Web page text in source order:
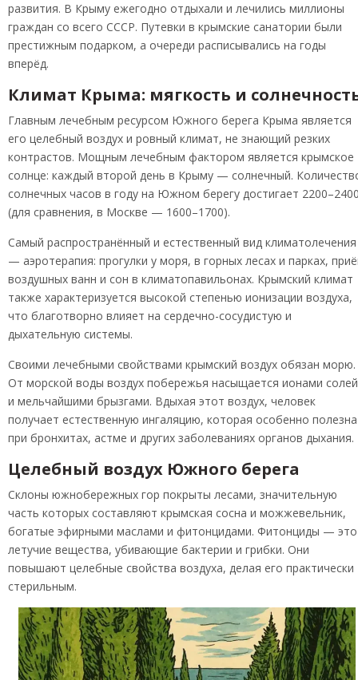
развития. В Крыму ежегодно отдыхали и лечились миллионы
граждан со всего СССР. Путевки в крымские санатории были
престижным подарком, а очереди расписывались на годы
вперёд.
Климат Крыма: мягкость и
Главным лечебным ресурсом Южного берега Крыма является
его целебный воздух и ровный климат, не знающий резких
контрастов. Мощным лечебным фактором является крымское
солнце: каждый второй день в Крыму — солнечный.
солнечных часов в году на Южном берегу достигает
(для сравнения, в Москве — 1600–1700).
Самый распространённый и естественный вид климатолечения
— аэротерапия: прогулки у моря, в горных лесах и парках,
воздушных ванн и сон в климатопавильонах. Крымский климат
также характеризуется высокой степенью ионизации воздуха,
что благотворно влияет на сердечно-сосудистую и
дыхательную системы.
Своими лечебными свойствами крымский воздух обязан морю.
От морской воды воздух побережья насыщается ионами солей
и мельчайшими брызгами. Вдыхая этот воздух, человек
получает естественную ингаляцию, которая особенно полезна
при бронхитах, астме и других заболеваниях органов дыхания.
Целебный воздух Южного берега
Склоны южнобережных гор покрыты лесами, значительную
часть которых составляют крымская сосна и можжевельник,
богатые эфирными маслами и фитонцидами. Фитонциды — это
летучие вещества, убивающие бактерии и грибки. Они
повышают целебные свойства воздуха, делая его практически
стерильным.